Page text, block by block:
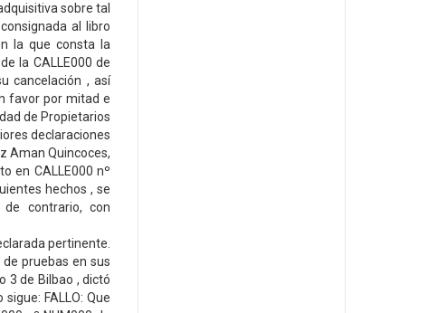
sobre tal
al libro
la que consta la
la CALLE000 de
cancelación , así
favor por mitad e
de Propietarios
declaraciones
Aman Quincoces,
en CALLE000 nº
hechos , se
contrario, con
pertinente.
pruebas en sus
3 de Bilbao , dictó
FALLO: Que